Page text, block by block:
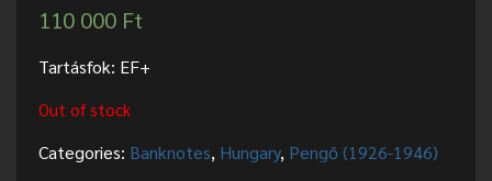
110 000 Ft
Tartásfok: EF+
Out of stock
Categories: Banknotes, Hungary, Pengő (1926-1946)